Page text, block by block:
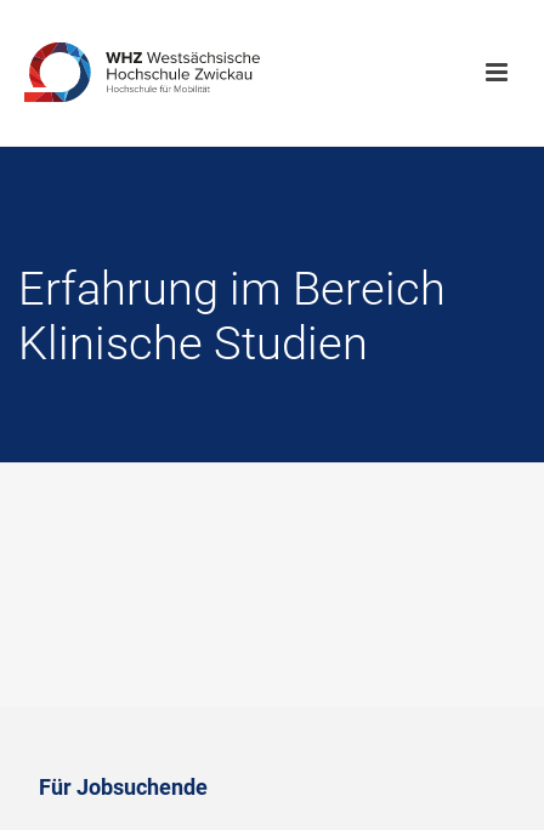
Erfahrung im Bereich
Klinische Studien
Für Jobsuchende